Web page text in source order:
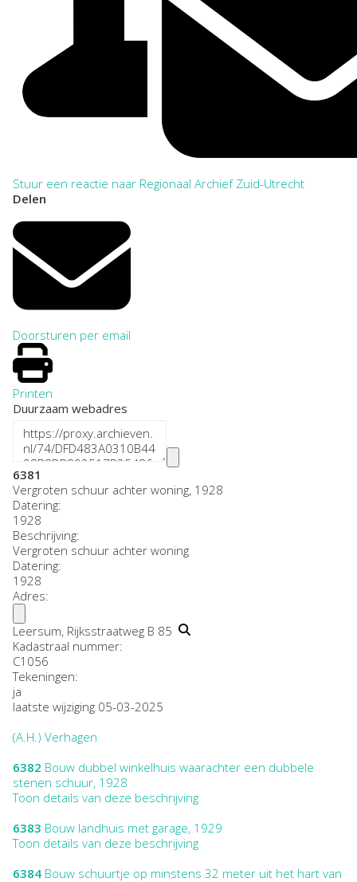
Stuur een reactie naar Regionaal Archief Zuid-Utrecht
Delen
Doorsturen per email
Printen
Duurzaam webadres
6381
Vergroten schuur achter woning, 1928
Datering:
1928
Beschrijving:
Vergroten schuur achter woning
Datering:
1928
Adres:
Leersum, Rijksstraatweg B 85
Kadastraal nummer:
C1056
Tekeningen:
ja
laatste wijziging 05-03-2025
(A.H.) Verhagen
6382 Bouw dubbel winkelhuis waarachter een dubbele
stenen schuur, 1928
Toon details van deze beschrijving
6383 Bouw landhuis met garage, 1929
Toon details van deze beschrijving
6384 Bouw schuurtje op minstens 32 meter uit het hart van